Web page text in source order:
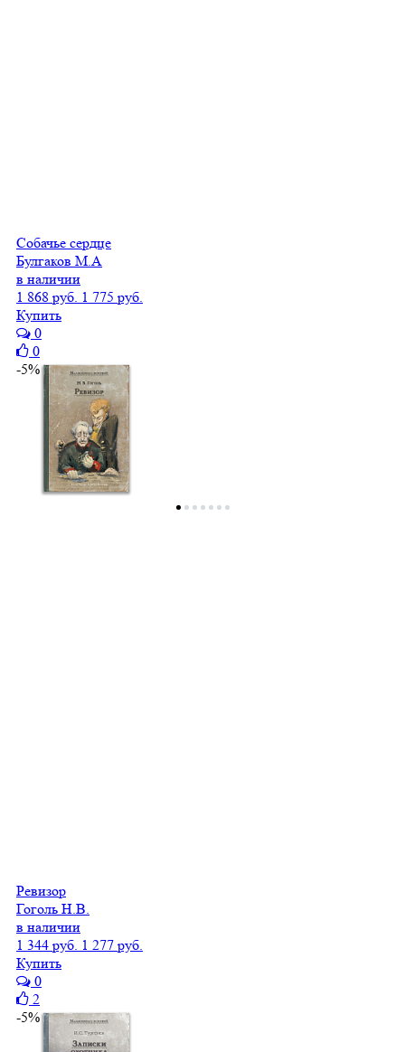
Собачье сердце
Булгаков М.А
в наличии
1 868 руб. 1 775 руб.
Купить
0
0
-5%
Ревизор
Гоголь Н.В.
в наличии
1 344 руб. 1 277 руб.
Купить
0
2
-5%